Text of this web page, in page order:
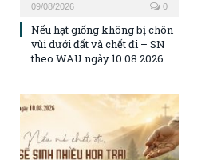
09/08/2026 0
Nếu hạt giống không bị chôn
vùi dưới đất và chết đi – SN
theo WAU ngày 10.08.2026